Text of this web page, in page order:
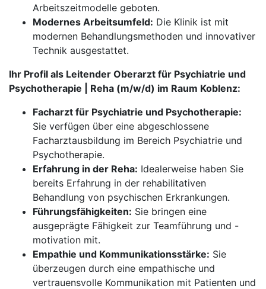
Arbeitszeitmodelle geboten.
Modernes Arbeitsumfeld: Die Klinik ist mit
modernen Behandlungsmethoden und innovativer
Technik ausgestattet.
Ihr Profil als Leitender Oberarzt für Psychiatrie und
Psychotherapie | Reha (m/w/d) im Raum Koblenz:
Facharzt für Psychiatrie und Psychotherapie:
Sie verfügen über eine abgeschlossene
Facharztausbildung im Bereich Psychiatrie und
Psychotherapie.
Erfahrung in der Reha: Idealerweise haben Sie
bereits Erfahrung in der rehabilitativen
Behandlung von psychischen Erkrankungen.
Führungsfähigkeiten: Sie bringen eine
ausgeprägte Fähigkeit zur Teamführung und -
motivation mit.
Empathie und Kommunikationsstärke: Sie
überzeugen durch eine empathische und
vertrauensvolle Kommunikation mit Patienten und